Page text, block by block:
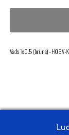
Vads 1x0.5 (brūns) - H05V-